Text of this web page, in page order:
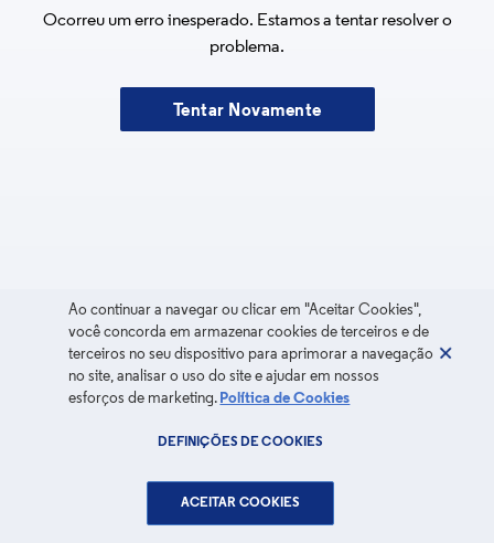
Ocorreu um erro inesperado. Estamos a tentar resolver o
problema.
Tentar Novamente
Ao continuar a navegar ou clicar em "Aceitar Cookies",
você concorda em armazenar cookies de terceiros e de
terceiros no seu dispositivo para aprimorar a navegação
no site, analisar o uso do site e ajudar em nossos
esforços de marketing. Política de Cookies
DEFINIÇÕES DE COOKIES
ACEITAR COOKIES